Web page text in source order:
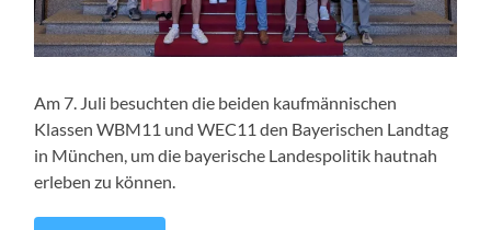
Am 7. Juli besuchten die beiden kaufmännischen
Klassen WBM11 und WEC11 den Bayerischen Landtag
in München, um die bayerische Landespolitik hautnah
erleben zu können.